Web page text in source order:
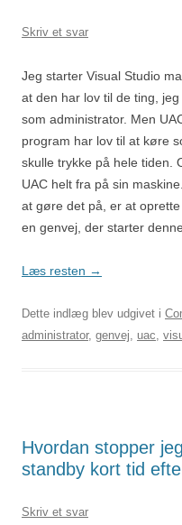
Skriv et svar
Jeg starter Visual Studio
at den har lov til de ting,
som administrator. Men
program har lov til at køre
skulle trykke på hele tiden.
UAC helt fra på sin
at gøre det på, er at
en genvej, der starter
Læs resten →
Dette indlæg blev udgivet i
administrator, genvej uac
Hvordan stopper
standby kort tid
Skriv et svar